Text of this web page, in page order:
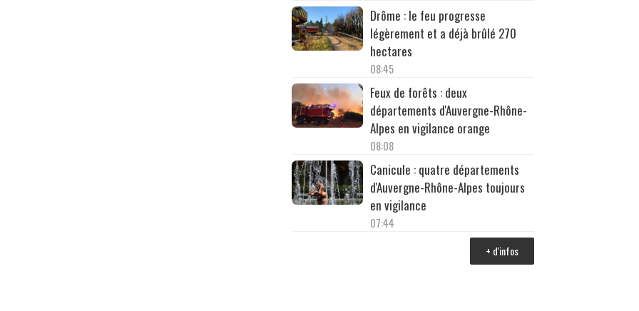
Drôme : le feu progresse
légèrement et a déjà brûlé 270
hectares
08:45
Feux de forêts : deux
départements d'Auvergne-Rhône-
Alpes en vigilance orange
08:08
Canicule : quatre départements
d'Auvergne-Rhône-Alpes toujours
en vigilance
07:44
+ d'infos